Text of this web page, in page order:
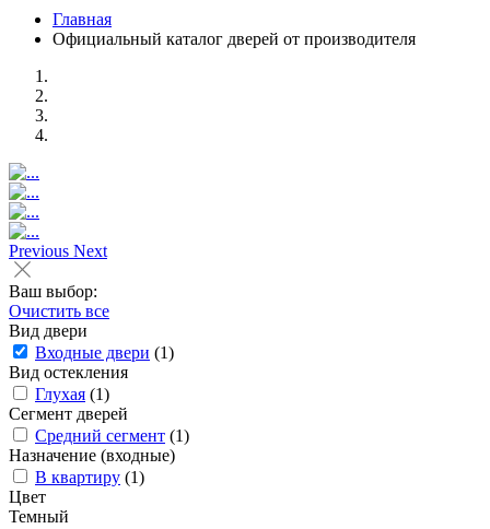
Главная
Официальный каталог дверей от производителя
Previous Next
Ваш выбор:
Очистить все
Вид двери
Входные двери (1)
Вид остекления
Глухая (1)
Сегмент дверей
Средний сегмент (1)
Назначение (входные)
В квартиру (1)
Цвет
Темный